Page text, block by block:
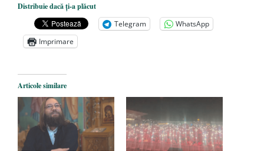
președintele Ucrainei, Volodymyr
Zelensky
- 13 mai 2026
Statul care servește Națiunea
Legea Vexler produce efecte. Bustul
poetului Octavian Goga, înlăturat din Iași
- 16 aprilie 2026
Distribuie dacă ți-a plăcut
Telegram
WhatsApp
Imprimare
Articole similare